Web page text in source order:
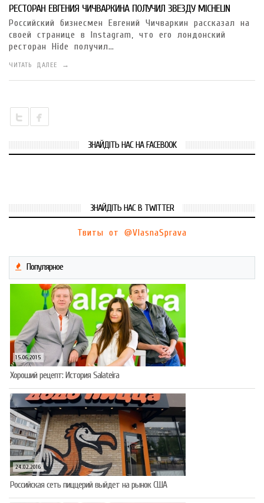
РЕСТОРАН ЕВГЕНИЯ ЧИЧВАРКИНА ПОЛУЧИЛ ЗВЕЗДУ MICHELIN
Российский бизнесмен Евгений Чичваркин рассказал на
своей странице в Instagram, что его лондонский
ресторан Hide получил…
ЧИТАТЬ ДАЛЕЕ →
ЗНАЙДІТЬ НАС НА FACEBOOK
ЗНАЙДІТЬ НАС В TWITTER
Твиты от @VlasnaSprava
Популярное
15.06.2015
Хороший рецепт: История Salateira
24.02.2016
Российская сеть пиццерий выйдет на рынок США